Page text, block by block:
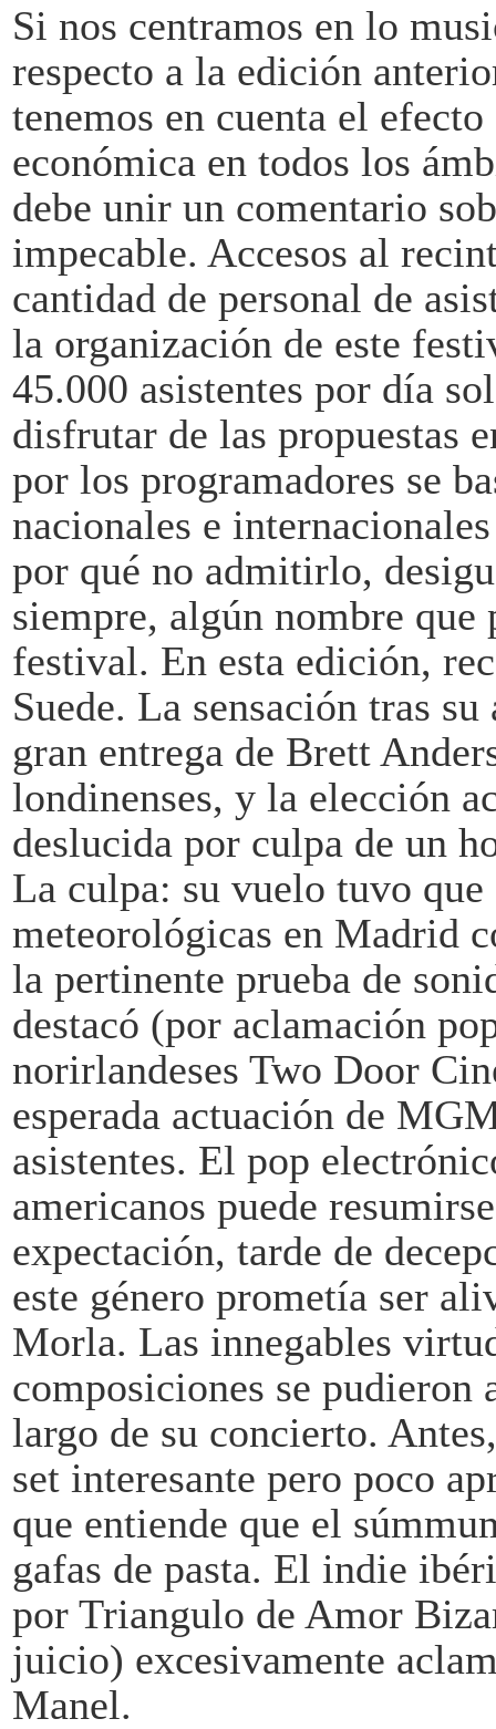
Si nos centramos en lo
respecto a la edición
tenemos en cuenta el
económica en todos los
debe unir un comentario
impecable. Accesos al
cantidad de personal de
la organización de este
45.000 asistentes por día
disfrutar de las propuestas
por los programadores se
nacionales e
por qué no admitirlo,
siempre, algún nombre que
festival. En esta edición,
Suede. La sensación tras
gran entrega de Brett
londinenses, y la elección
deslucida por culpa de un
La culpa: su vuelo tuvo
meteorológicas en Madrid
la pertinente prueba de
destacó (por aclamación
norirlandeses Two Door
esperada actuación de
asistentes. El pop
americanos puede
expectación, tarde de
este género prometía ser
Morla. Las innegables
composiciones se pudieron
largo de su concierto.
set interesante pero poco
que entiende que el
gafas de pasta. El indie
por Triangulo de Amor
juicio) excesivamente
Manel.